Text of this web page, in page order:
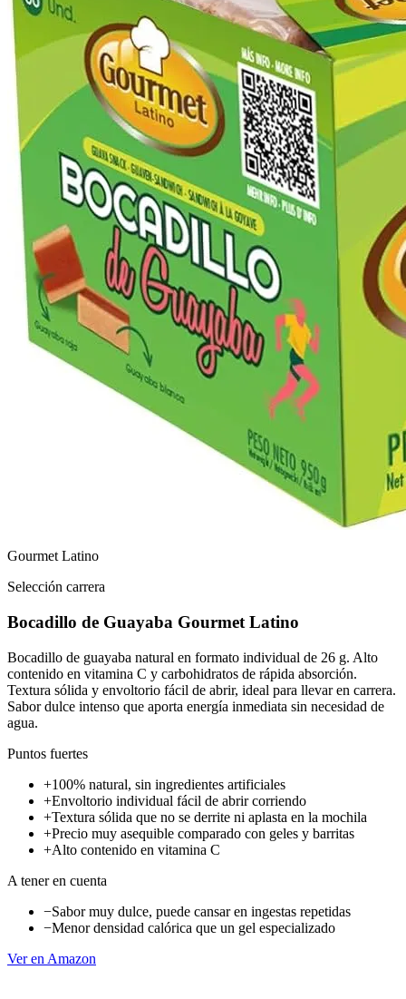
Gourmet Latino
Selección carrera
Bocadillo de Guayaba Gourmet Latino
Bocadillo de guayaba natural en formato individual de 26 g. Alto
contenido en vitamina C y carbohidratos de rápida absorción.
Textura sólida y envoltorio fácil de abrir, ideal para llevar en carrera.
Sabor dulce intenso que aporta energía inmediata sin necesidad de
agua.
Puntos fuertes
+100% natural, sin ingredientes artificiales
+Envoltorio individual fácil de abrir corriendo
+Textura sólida que no se derrite ni aplasta en la mochila
+Precio muy asequible comparado con geles y barritas
+Alto contenido en vitamina C
A tener en cuenta
−Sabor muy dulce, puede cansar en ingestas repetidas
−Menor densidad calórica que un gel especializado
Ver en Amazon